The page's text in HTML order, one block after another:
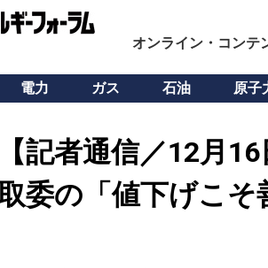
オンライン・コンテ
電力 ガス 石油 原子
【記者通信／12月
委の「値下げこそ